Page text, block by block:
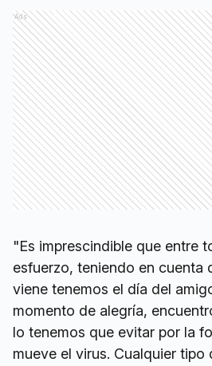
Ads
"Es imprescindible que entre
esfuerzo, teniendo en cuenta
viene tenemos el día del
momento de alegría,
lo tenemos que evitar por la
mueve el virus. Cualquier tipo